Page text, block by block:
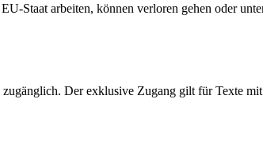
Staat arbeiten, können verloren gehen oder
Der exklusive Zugang gilt für Texte